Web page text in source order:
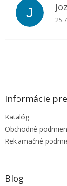
J
Z
Informácie
Katalóg
Obchodné
Reklamačné
Blog